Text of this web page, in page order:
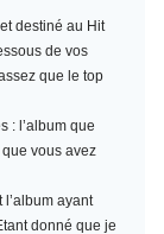
destiné au Hit
de vos
que le top
: l’album que
vous avez
ayant
donné que je